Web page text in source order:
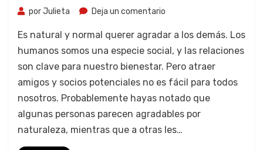
porJulieta Deja un comentario
Es natural y normal querer agradar a los demás. Los
humanos somos una especie social, y las relaciones
son clave para nuestro bienestar. Pero atraer
amigos y socios potenciales no es fácil para todos
nosotros. Probablemente hayas notado que
algunas personas parecen agradables por
naturaleza, mientras que a otras les…